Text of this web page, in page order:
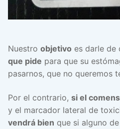
Nuestro objetivo es darle de
que pide para que su
pasarnos, que no queremos
Por el contrario, si el
y el marcador lateral de
vendrá bien que si alguno